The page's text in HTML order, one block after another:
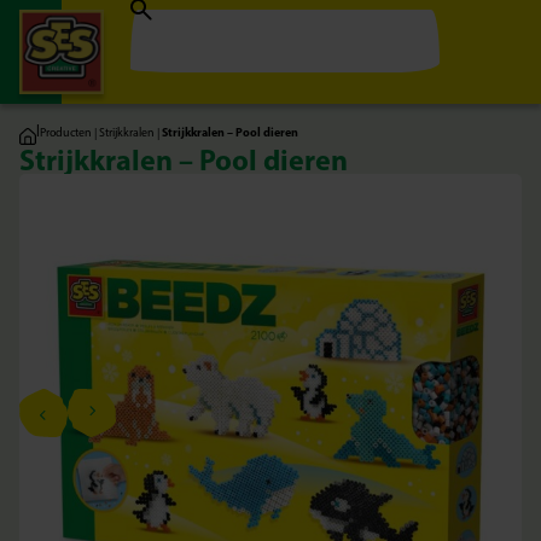
|Producten | Strijkkralen |Strijkkralen – Pool dieren
Strijkkralen – Pool dieren